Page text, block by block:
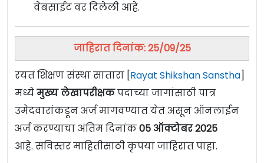
वेबसाईट वर दिलेली आहे.
जाहिरात दिनांक: 25/09/25
रयत शिक्षण संस्था सातारा [Rayat Shikshan Sanstha]
मध्येमुख्य लेखापरीक्षकपदाच्या जागांसाठी पात्र
उमेदवारांकडून अर्ज मागवण्यात येत असून ऑनलाईन
अर्ज करण्याचा अंतिम दिनांक05 ऑक्टोबर 2025
आहे. सविस्तर माहितीसाठी कृपया जाहिरात पाहा.